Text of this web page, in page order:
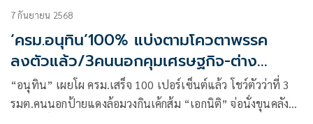
7 กันยายน 2568
‘ครม.อนุทิน’100% แบ่งตามโควตาพรรค
ลงตัวแล้ว/3คนนอกคุมเศรษฐกิจ-ต่าง
ประเทศ
“อนุทิน” เผยโผ ครม.เสร็จ 100 เปอร์เซ็นต์แล้ว โชว์ตัวว่าที่ 3
รมต.คนนอกป้ายแดงล้อมวงกินเค้กส้ม “เอกนิติ” จ่อนั่งขุนคลัง